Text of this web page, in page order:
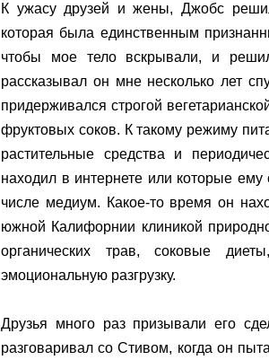
К ужасу друзей и жены, Джобс
которая была единственным
чтобы мое тело вскрывали, и
рассказывал он мне несколько лет
придерживался строгой
фруктовых соков. К такому режиму
растительные средства и
находил в интернете или которые
числе медиум. Какое-то время он
южной Калифорнии клиникой
органических трав, соковые
эмоциональную разгрузку.
Друзья много раз призывали его
разговаривал со Стивом, когда он